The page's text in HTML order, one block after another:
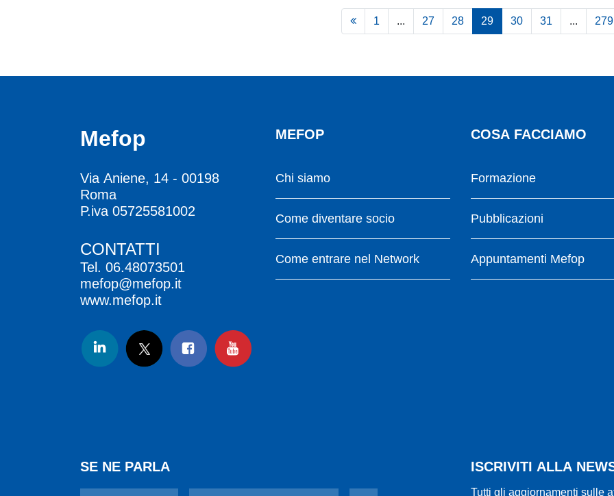
1 ... 27 28 29 30 31 ... 279
Mefop
Via Aniene, 14 - 00198
Roma
P.iva 05725581002
CONTATTI
Tel. 06.48073501
mefop@mefop.it
www.mefop.it
MEFOP
Chi siamo
Come diventare socio
Come entrare nel Network
COSA FACCIAMO
Formazione
Pubblicazioni
Appuntamenti Mefop
SE NE PARLA ISCRIVITI ALLA
Tutti gli aggiornamenti sulle